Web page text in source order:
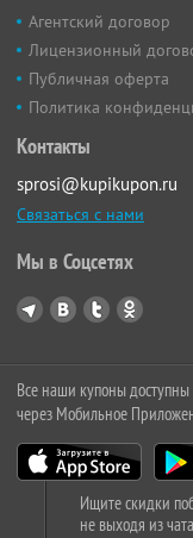
Агентский договор
Лицензионный
Публичная оферта
Политика
Контакты
sprosi@kupikupon.ru
Связаться с нами
Мы в Соцсетях
Все наши купоны доступны
через Мобильное
Ищите скидки
не выходя из